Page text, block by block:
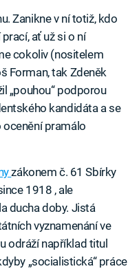
Zanikne v ní totiž, kdo
ať už si o ní
cokoliv (nositelem
Forman, tak Zdeněk
„pouhou“ podporou
kandidáta a se
pramálo
zákonem č. 61 Sbírky
1918 , ale
ducha doby. Jistá
vyznamenání ve
odráží například titul
„socialistická“ práce